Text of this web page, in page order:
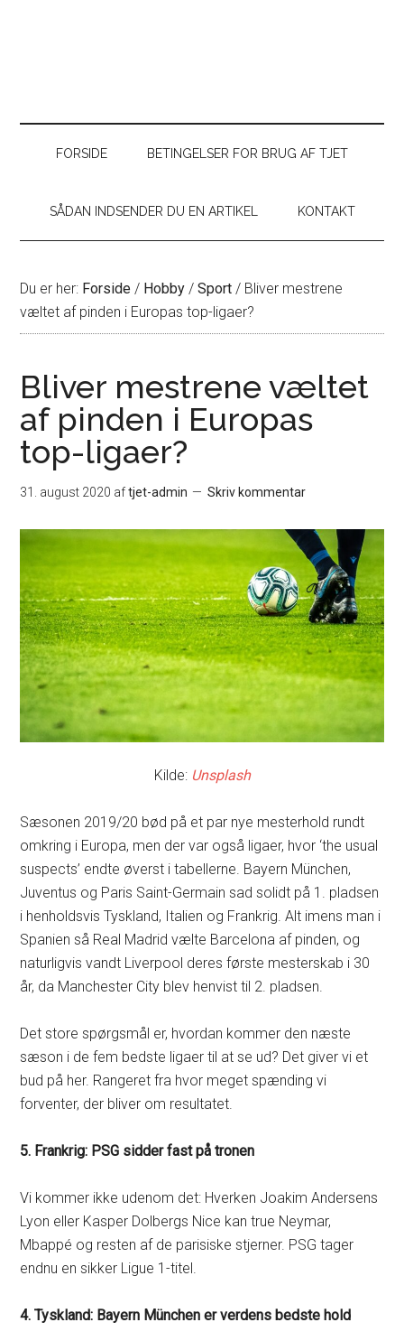
FORSIDE BETINGELSER FOR BRUG AF TJET
SÅDAN INDSENDER DU EN ARTIKEL KONTAKT
Du er her: Forside / Hobby / Sport / Bliver mestrene
væltet af pinden i Europas top-ligaer?
Bliver mestrene væltet
af pinden i Europas
top-ligaer?
31. august 2020 aftjet-admin Skriv kommentar
Kilde: Unsplash
Sæsonen 2019/20 bød på et par nye mesterhold rundt
omkring i Europa, men der var også ligaer, hvor ‘the usual
suspects’ endte øverst i tabellerne. Bayern München,
Juventus og Paris Saint-Germain sad solidt på 1. pladsen
i henholdsvis Tyskland, Italien og Frankrig. Alt imens man i
Spanien så Real Madrid vælte Barcelona af pinden, og
naturligvis vandt Liverpool deres første mesterskab i 30
år, da Manchester City blev henvist til 2. pladsen.
Det store spørgsmål er, hvordan kommer den næste
sæson i de fem bedste ligaer til at se ud? Det giver vi et
bud på her. Rangeret fra hvor meget spænding vi
forventer, der bliver om resultatet.
5. Frankrig: PSG sidder fast på tronen
Vi kommer ikke udenom det: Hverken Joakim Andersens
Lyon eller Kasper Dolbergs Nice kan true Neymar,
Mbappé og resten af de parisiske stjerner. PSG tager
endnu en sikker Ligue 1-titel.
4. Tyskland: Bayern München er verdens bedste hold